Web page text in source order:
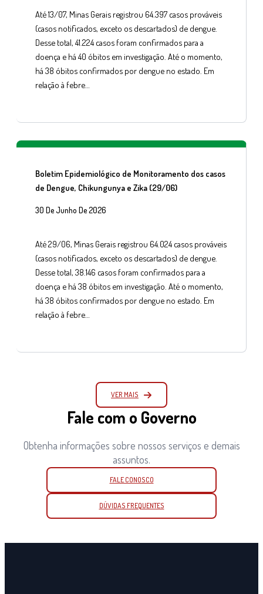
Até 13/07, Minas Gerais registrou 64.397 casos prováveis
(casos notificados, exceto os descartados) de dengue.
Desse total, 41.224 casos foram confirmados para a
doença e há 40 óbitos em investigação. Até o momento,
há 38 óbitos confirmados por dengue no estado. Em
relação à febre…
Boletim Epidemiológico de Monitoramento dos casos
de Dengue, Chikungunya e Zika (29/06)
30 De Junho De 2026
Até 29/06, Minas Gerais registrou 64.024 casos prováveis
(casos notificados, exceto os descartados) de dengue.
Desse total, 38.146 casos foram confirmados para a
doença e há 38 óbitos em investigação. Até o momento,
há 38 óbitos confirmados por dengue no estado. Em
relação à febre…
VER MAIS
Fale com o Governo
Obtenha informações sobre nossos serviços e demais
assuntos.
FALE CONOSCO
DÚVIDAS FREQUENTES